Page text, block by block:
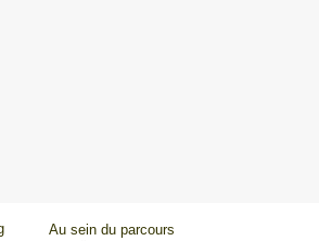
Au sein du parcours